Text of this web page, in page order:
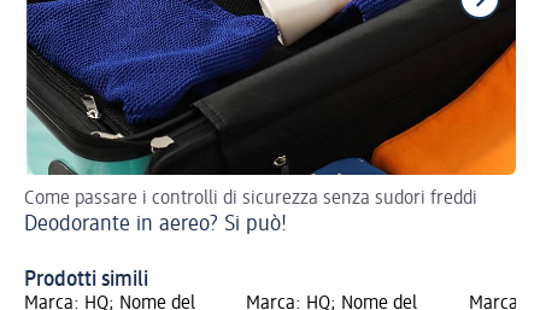
Come passare i controlli di sicurezza senza sudori freddi
Deodorante in aereo? Si può!
Prodotti simili
Marca: HQ; Nome del
Marca: HQ; Nome del
Marca: